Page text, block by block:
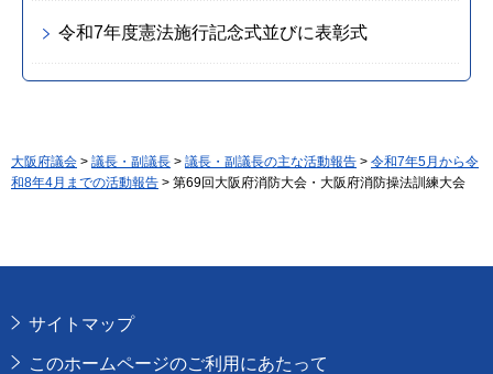
令和7年度憲法施行記念式並びに表彰式
大阪府議会 > 議長・副議長 > 議長・副議長の主な活動報告 > 令和7年5月から令
和8年4月までの活動報告 > 第69回大阪府消防大会・大阪府消防操法訓練大会
サイトマップ
このホームページのご利用にあたって